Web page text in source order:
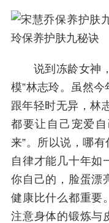
说到冻龄女神，
模”林志玲。虽然
跟年轻时无异，林
都要让自己宠爱
来”。所以说，哪
自律才能几十年如
你自己的，脸蛋漂
健康比什么都重要
注意身体的锻炼与